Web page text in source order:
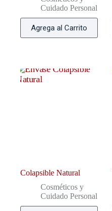
Cuidado Personal
Agrega al Carrito
Colapsible Natural
Cosméticos y
Cuidado Personal